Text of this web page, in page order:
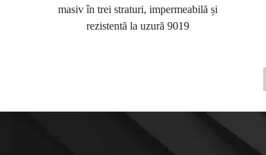
masiv în trei straturi, impermeabilă și
rezistentă la uzură 9019